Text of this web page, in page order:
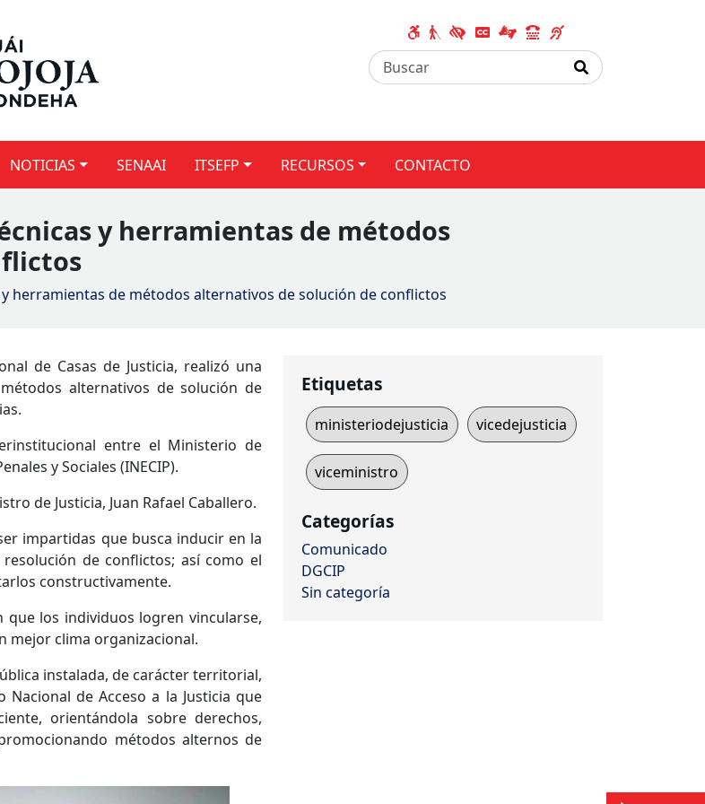
NOTICIAS SENAAI ITSEFP RECURSOS CONTACTO
y herramientas de métodos
herramientas de métodos alternativos de solución de conflictos
de Casas de Justicia, realizó una
alternativos de solución de
entre el Ministerio de
y Sociales (INECIP).
de Justicia, Juan Rafael Caballero.
impartidas que busca inducir en la
de conflictos; así como el
constructivamente.
los individuos logren vincularse,
mejor clima organizacional.
instalada, de carácter territorial,
de Acceso a la Justicia que
orientándola sobre derechos,
métodos alternos de
Etiquetas
ministeriodejusticia vicedejusticia
viceministro
Categorías
Comunicado
DGCIP
Sin categoría